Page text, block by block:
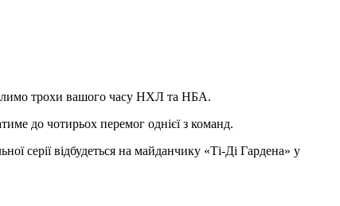
трохи вашого часу НХЛ та НБА.
до чотирьох перемог однієї з команд.
серії відбудеться на майданчику «Ті-Ді Гардена» у